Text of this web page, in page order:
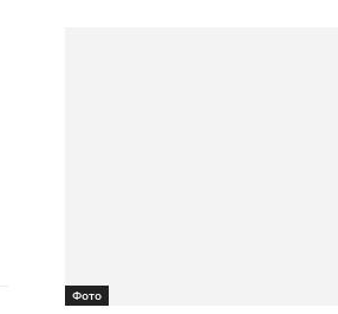
Фото